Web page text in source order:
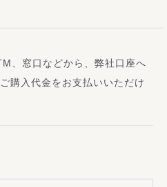
、窓口などから、弊社口座へ
購入代金をお支払いいただけ